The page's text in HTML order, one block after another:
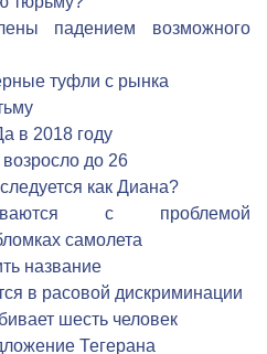
падением возможного
туфли с рынка
в 2018 году
до 26
как Диана?
с проблемой
самолета
название
в расовой дискриминации
шесть человек
Тегерана